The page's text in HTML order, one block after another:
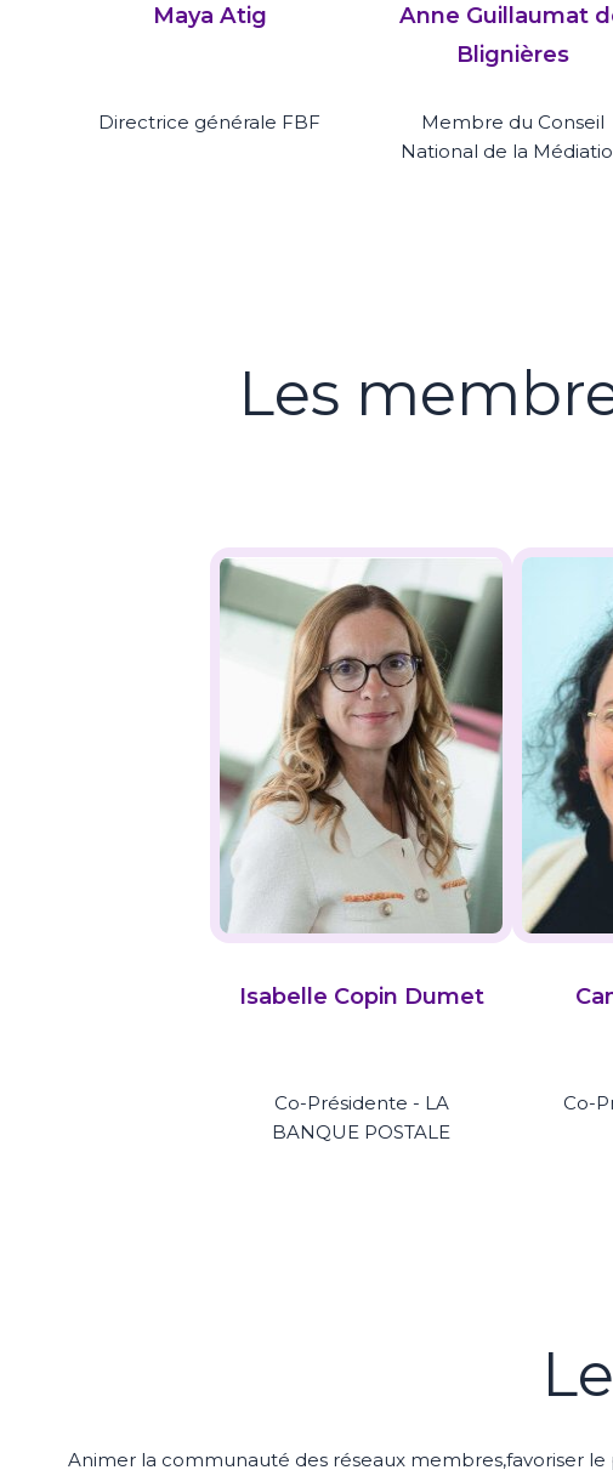
Maya Atig
Directrice générale FBF
Anne Guillaumat
Blignières
Membre du Conseil
National de la
Les
Isabelle Copin Dumet
Co-Présidente - LA
BANQUE POSTALE
Co-
Animer la communauté des réseaux membres,favoriser